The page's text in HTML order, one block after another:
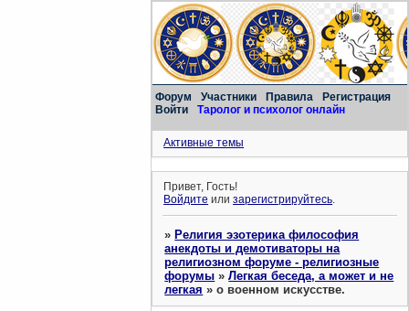
Форум Участники Правила
Регистрация
Войти
Таролог и психолог онлайн
Активные темы
Привет, Гость!
Войдите илизарегистрируйтесь.
»Религия эзотерика философия
анекдоты и демотиваторы на
религиозном форуме - религиозные
форумы »Легкая беседа, а может и не
легкая »о военном искусстве.